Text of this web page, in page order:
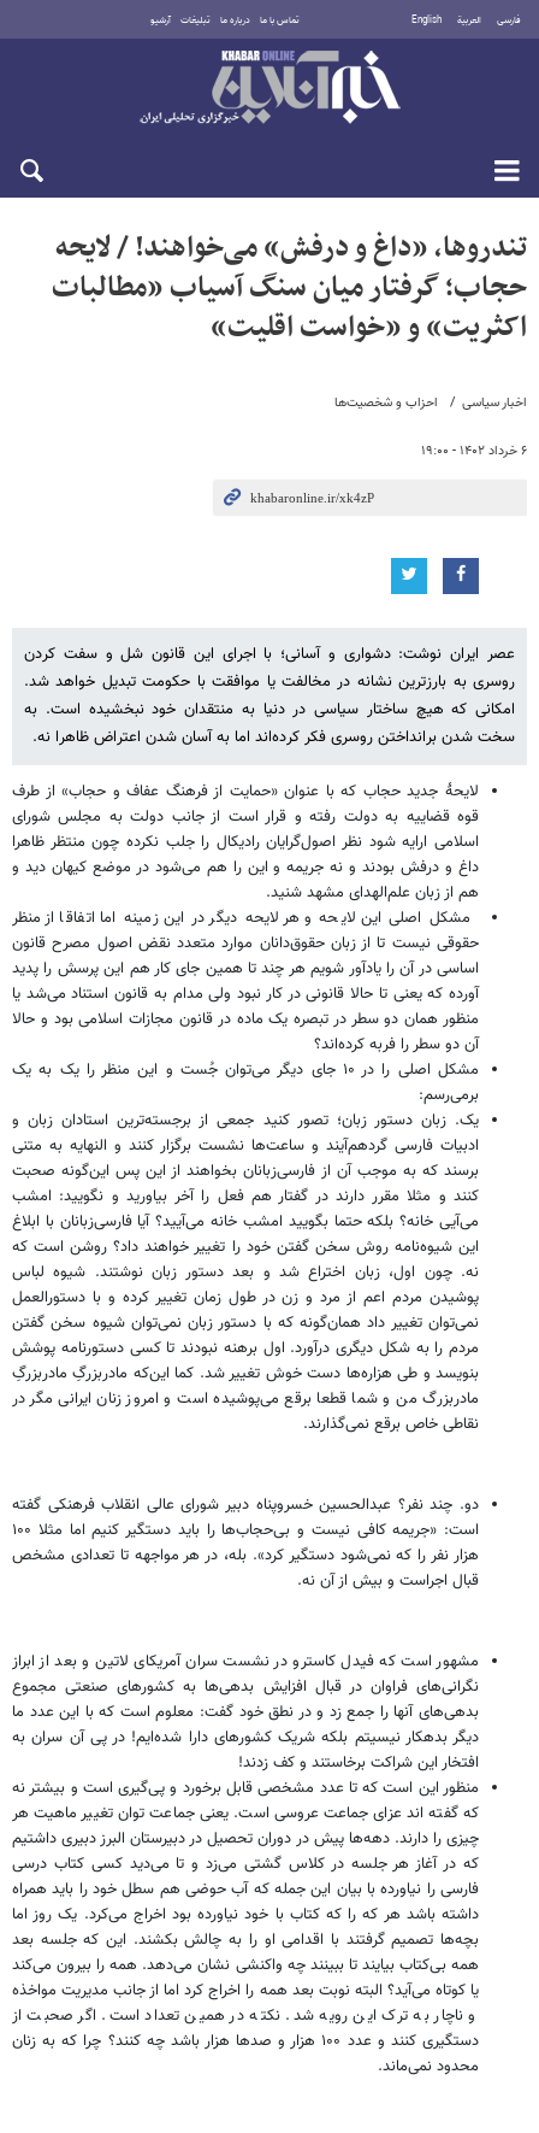
فارسی العربية English تماس با ما درباره ما تبلیغات آرشیو
جمعه ۱۶ مرداد ۱۴۰۵
اخبار سیاسی احزاب و شخصیت‌ها
۶ خرداد ۱۴۰۲ - ۱۹:۰۰
تندروها، «داغ و درفش» می‌خواهند! / لایحه
حجاب؛ گرفتار میان سنگ آسیاب «مطالبات
اکثریت» و «خواست اقلیت»
عصر ایران نوشت: دشواری و آسانی؛ با اجرای این قانون شل و سفت کردن
روسری به بارزترین نشانه در مخالفت یا موافقت با حکومت تبدیل خواهد شد.
امکانی که هیچ ساختار سیاسی در دنیا به منتقدان خود نبخشیده است. به
سخت شدن برانداختن روسری فکر کرده‌اند اما به آسان شدن اعتراض ظاهرا نه.
لایحۀ جدید حجاب که با عنوان «حمایت از فرهنگ عفاف و حجاب» از طرف
قوه قضاییه به دولت رفته و قرار است از جانب دولت به مجلس شورای
اسلامی ارایه شود نظر اصول‌گرایان رادیکال را جلب نکرده چون منتظر ظاهرا
داغ و درفش بودند و نه جریمه و این را هم می‌شود در موضع کیهان دید و
هم از زبان علم‌الهدای مشهد شنید.
مشکل اصلی این لایحه و هر لایحه دیگر در این زمینه اما اتفاقا از منظر
حقوقی نیست تا از زبان حقوق‌دانان موارد متعدد نقض اصول مصرح قانون
اساسی در آن را یادآور شویم هر چند تا همین جای کار هم این پرسش را پدید
آورده که یعنی تا حالا قانونی در کار نبود ولی مدام به قانون استناد می‌شد یا
منظور همان دو سطر در تبصره یک ماده در قانون مجازات اسلامی بود و حالا
آن دو سطر را فربه کرده‌اند؟
مشکل اصلی را در ۱۰ جای دیگر می‌توان جُست و این منظر را یک به یک
برمی‌رسم:
یک. زبان دستور زبان؛ تصور کنید جمعی از برجسته‌ترین استادان زبان و
ادبیات فارسی گردهم‌آیند و ساعت‌ها نشست برگزار کنند و النهایه به متنی
برسند که به موجب آن از فارسی‌زبانان بخواهند از این پس این‌گونه صحبت
کنند و مثلا مقرر دارند در گفتار هم فعل را آخر بیاورید و نگویید: امشب
می‌آیی خانه؟ بلکه حتما بگویید امشب خانه می‌آیید؟ آیا فارسی‌زبانان با ابلاغ
این شیوه‌نامه روش سخن گفتن خود را تغییر خواهند داد؟ روشن است که
نه. چون اول، زبان اختراع شد و بعد دستور زبان نوشتند. شیوه لباس
پوشیدن مردم اعم از مرد و زن در طول زمان تغییر کرده و با دستورالعمل
نمی‌توان تغییر داد همان‌گونه که با دستور زبان نمی‌توان شیوه سخن گفتن
مردم را به شکل دیگری درآورد. اول برهنه نبودند تا کسی دستورنامه پوشش
بنویسد و طی هزاره‌ها دست خوش تغییر شد. کما این‌که مادربزرگِ مادربزرگِ
مادربزرگ من و شما قطعا برقع می‌پوشیده است و امروز زنان ایرانی مگر در
نقاطی خاص برقع نمی‌گذارند.
دو. چند نفر؟ عبدالحسین خسروپناه دبیر شورای عالی انقلاب فرهنکی گفته
است: «جریمه کافی نیست و بی‌حجاب‌ها را باید دستگیر کنیم اما مثلا ۱۰۰
هزار نفر را که نمی‌شود دستگیر کرد». بله، در هر مواجهه تا تعدادی مشخص
قبال اجراست و بیش از آن نه.
مشهور است که فیدل کاسترو در نشست سران آمریکای لاتین و بعد از ابراز
نگرانی‌های فراوان در قبال افزایش بدهی‌ها به کشورهای صنعتی مجموع
بدهی‌های آنها را جمع زد و در نطق خود گفت: معلوم است که با این عدد ما
دیگر بدهکار نیسیتم بلکه ‌شریک کشورهای دارا شده‌ایم! در پی آن سران به
افتخار این شراکت برخاستند و کف زدند!
منظور این است که تا عدد مشخصی قابل برخورد و پی‌گیری است و بیشتر نه
که گفته اند عزای جماعت عروسی است. یعنی جماعت توان تغییر ماهیت هر
چیزی را دارند. دهه‌ها پیش در دوران تحصیل در دبیرستان البرز دبیری داشتیم
که در آغاز هر جلسه در کلاس گشتی می‌زد و تا می‌دید کسی کتاب درسی
فارسی را نیاورده با بیان این جمله که آب حوضی هم سطل خود را باید همراه
داشته باشد هر که را که کتاب با خود نیاورده بود اخراج می‌کرد. یک روز اما
بچه‌ها تصمیم گرفتند با اقدامی او را به چالش بکشند. این که جلسه بعد
همه بی‌کتاب بیایند تا ببینند چه واکنشی نشان می‌دهد. همه را بیرون می‌کند
یا کوتاه می‌آید؟ البته نوبت بعد همه را اخراج کرد اما از جانب مدیریت مواخذه
و ناچار به ترک این رویه شد. نکته در همین تعداد است. اگر صحبت از
دستگیری کنند و عدد ۱۰۰ هزار و صدها هزار باشد چه کنند؟ چرا که به زنان
محدود نمی‌ماند.